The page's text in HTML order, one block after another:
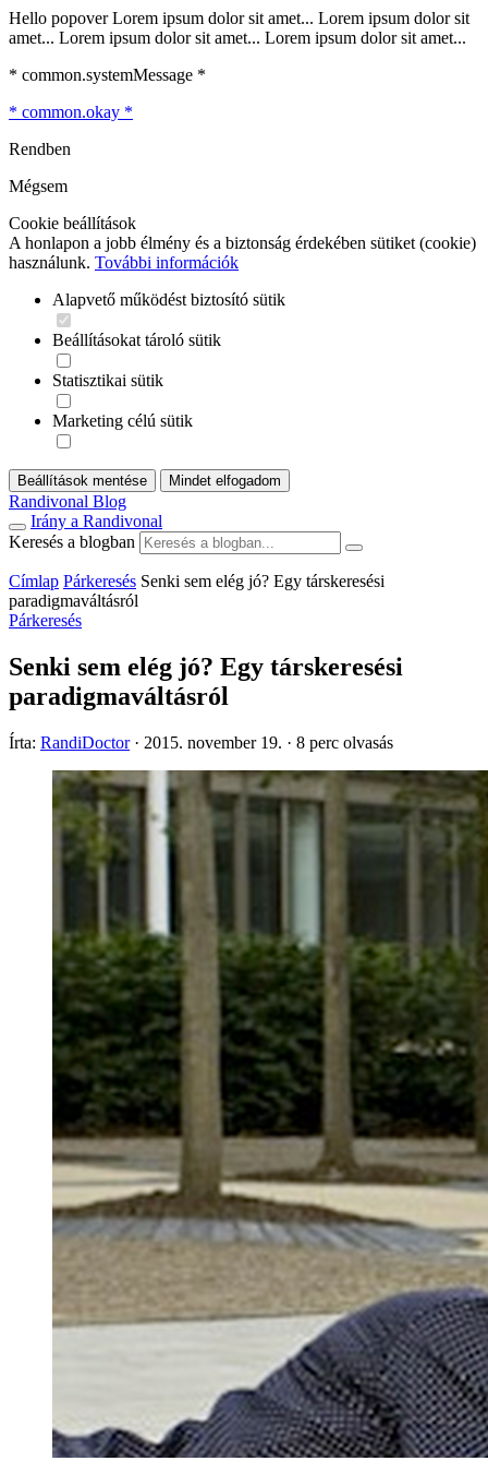
Hello popover Lorem ipsum dolor sit amet... Lorem ipsum dolor sit
amet... Lorem ipsum dolor sit amet... Lorem ipsum dolor sit amet...
* common.systemMessage *
* common.okay *
Rendben
Mégsem
Cookie beállítások
A honlapon a jobb élmény és a biztonság érdekében sütiket (cookie)
használunk. További információk
Alapvető működést biztosító sütik
Beállításokat tároló sütik
Statisztikai sütik
Marketing célú sütik
Beállítások mentése Mindet elfogadom
Randivonal Blog
Irány a Randivonal
Keresés a blogban
Címlap Párkeresés Senki sem elég jó? Egy társkeresési
paradigmaváltásról
Párkeresés
Senki sem elég jó? Egy társkeresési
paradigmaváltásról
Írta: RandiDoctor · 2015. november 19. · 8 perc olvasás